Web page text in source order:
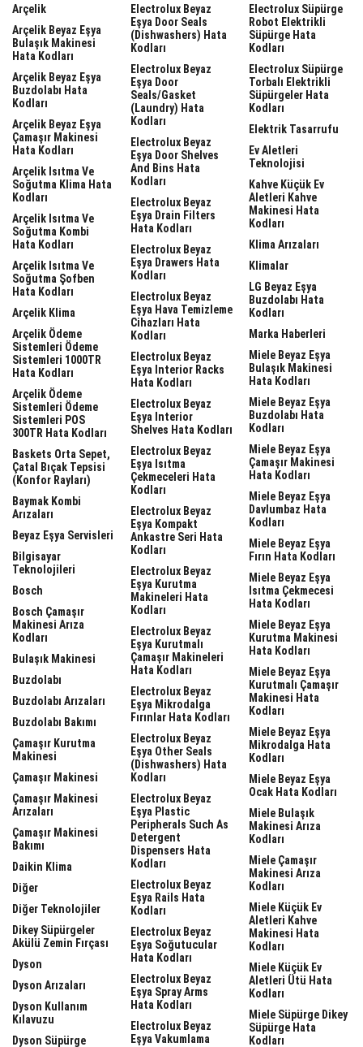
Arçelik
Arçelik Beyaz Eşya
Bulaşık Makinesi
Hata Kodları
Arçelik Beyaz Eşya
Buzdolabı Hata
Kodları
Arçelik Beyaz Eşya
Çamaşır Makinesi
Hata Kodları
Arçelik Isıtma Ve
Soğutma Klima Hata
Kodları
Arçelik Isıtma Ve
Soğutma Kombi
Hata Kodları
Arçelik Isıtma Ve
Soğutma Şofben
Hata Kodları
Arçelik Klima
Arçelik Ödeme
Sistemleri Ödeme
Sistemleri 1000TR
Hata Kodları
Arçelik Ödeme
Sistemleri Ödeme
Sistemleri POS
300TR Hata Kodları
Baskets Orta Sepet,
Çatal Bıçak Tepsisi
(Konfor Rayları)
Baymak Kombi
Arızaları
Beyaz Eşya Servisleri
Bilgisayar
Teknolojileri
Bosch
Bosch Çamaşır
Makinesi Arıza
Kodları
Bulaşık Makinesi
Buzdolabı
Buzdolabı Arızaları
Buzdolabı Bakımı
Çamaşır Kurutma
Makinesi
Çamaşır Makinesi
Çamaşır Makinesi
Arızaları
Çamaşır Makinesi
Bakımı
Daikin Klima
Diğer
Diğer Teknolojiler
Dikey Süpürgeler
Akülü Zemin Fırçası
Dyson
Dyson Arızaları
Dyson Kullanım
Kılavuzu
Dyson Süpürge
Electrolux Beyaz
Eşya Door Seals
(dishwashers) Hata
Kodları
Electrolux Beyaz
Eşya Door
Seals/gasket
(laundry) Hata
Kodları
Electrolux Beyaz
Eşya Door Shelves
And Bins Hata
Kodları
Electrolux Beyaz
Eşya Drain Filters
Hata Kodları
Electrolux Beyaz
Eşya Drawers Hata
Kodları
Electrolux Beyaz
Eşya Hava Temizleme
Cihazları Hata
Kodları
Electrolux Beyaz
Eşya Interior Racks
Hata Kodları
Electrolux Beyaz
Eşya Interior
Shelves Hata Kodları
Electrolux Beyaz
Eşya Isıtma
Çekmeceleri Hata
Kodları
Electrolux Beyaz
Eşya Kompakt
Ankastre Seri Hata
Kodları
Electrolux Beyaz
Eşya Kurutma
Makineleri Hata
Kodları
Electrolux Beyaz
Eşya Kurutmalı
Çamaşır Makineleri
Hata Kodları
Electrolux Beyaz
Eşya Mikrodalga
Fırınlar Hata Kodları
Electrolux Beyaz
Eşya Other Seals
(dishwashers) Hata
Kodları
Electrolux Beyaz
Eşya Plastic
Peripherals Such As
Detergent
Dispensers Hata
Kodları
Electrolux Beyaz
Eşya Rails Hata
Kodları
Electrolux Beyaz
Eşya Soğutucular
Hata Kodları
Electrolux Beyaz
Eşya Spray Arms
Hata Kodları
Electrolux Beyaz
Eşya Vakumlama
Electrolux Süpürge
Robot Elektrikli
Süpürge Hata
Kodları
Electrolux Süpürge
Torbalı Elektrikli
Süpürgeler Hata
Kodları
Elektrik Tasarrufu
Ev Aletleri
Teknolojisi
Kahve Küçük Ev
Aletleri Kahve
Makinesi Hata
Kodları
Klima Arızaları
Klimalar
LG Beyaz Eşya
Buzdolabı Hata
Kodları
Marka Haberleri
Miele Beyaz Eşya
Bulaşık Makinesi
Hata Kodları
Miele Beyaz Eşya
Buzdolabı Hata
Kodları
Miele Beyaz Eşya
Çamaşır Makinesi
Hata Kodları
Miele Beyaz Eşya
Davlumbaz Hata
Kodları
Miele Beyaz Eşya
Fırın Hata Kodları
Miele Beyaz Eşya
Isıtma Çekmecesi
Hata Kodları
Miele Beyaz Eşya
Kurutma Makinesi
Hata Kodları
Miele Beyaz Eşya
Kurutmalı Çamaşır
Makinesi Hata
Kodları
Miele Beyaz Eşya
Mikrodalga Hata
Kodları
Miele Beyaz Eşya
Ocak Hata Kodları
Miele Bulaşık
Makinesi Arıza
Kodları
Miele Çamaşır
Makinesi Arıza
Kodları
Miele Küçük Ev
Aletleri Kahve
Makinesi Hata
Kodları
Miele Küçük Ev
Aletleri Ütü Hata
Kodları
Miele Süpürge Dikey
Süpürge Hata
Kodları